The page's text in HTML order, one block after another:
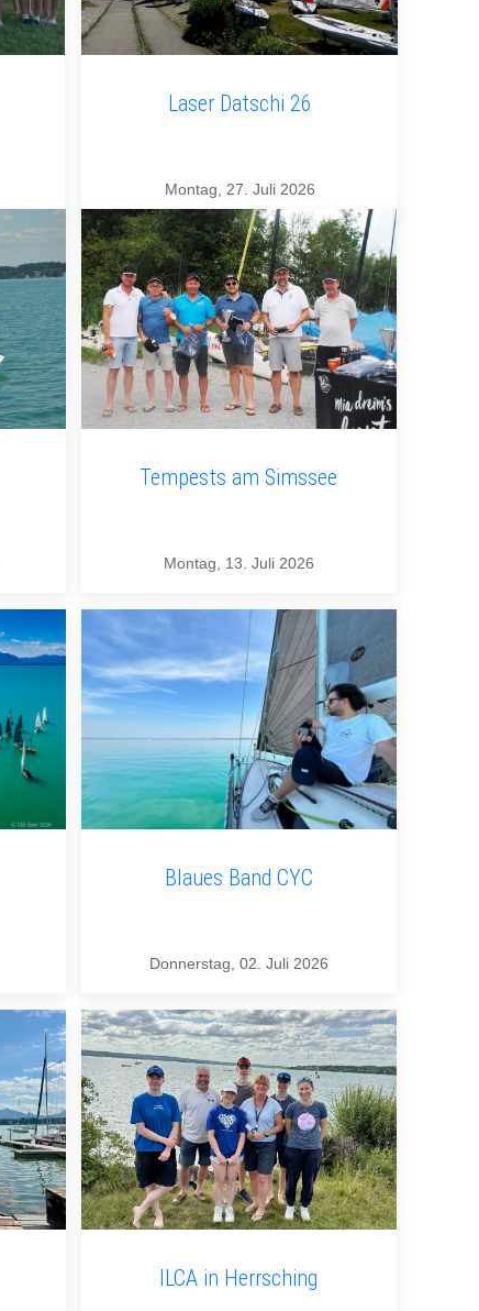
Laser Datschi 26
Montag, 27. Juli 2026
Tempests am Simssee
Montag, 13. Juli 2026
Blaues Band CYC
Donnerstag, 02. Juli 2026
ILCA in Herrsching